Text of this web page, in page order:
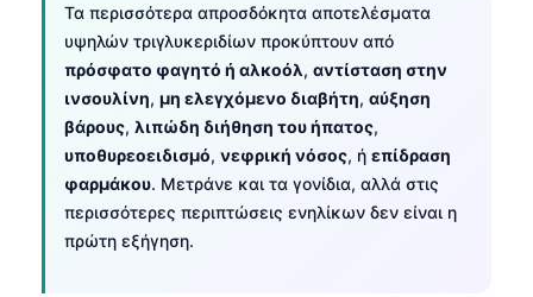
Τα περισσότερα απροσδόκητα αποτελέσματα
υψηλών τριγλυκεριδίων προκύπτουν από
πρόσφατο φαγητό ή αλκοόλ, αντίσταση στην
ινσουλίνη, μη ελεγχόμενο διαβήτη, αύξηση
βάρους, λιπώδη διήθηση του ήπατος,
υποθυρεοειδισμό, νεφρική νόσος, ή επίδραση
φαρμάκου. Μετράνε και τα γονίδια, αλλά στις
περισσότερες περιπτώσεις ενηλίκων δεν είναι η
πρώτη εξήγηση.
Hrvatski
Slovenčina
كوردی‎
پښتو
سنڌي
සිංහල